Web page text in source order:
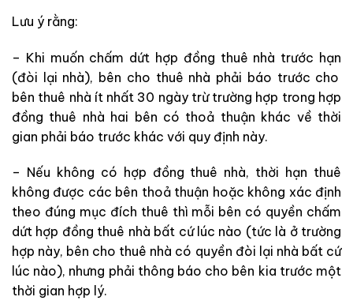
Lưu ý rằng:
– Khi muốn chấm dứt hợp đồng thuê nhà trước hạn
(đòi lại nhà), bên cho thuê nhà phải báo trước cho
bên thuê nhà ít nhất 30 ngày trừ trường hợp trong hợp
đồng thuê nhà hai bên có thoả thuận khác về thời
gian phải báo trước khác với quy định này.
– Nếu không có hợp đồng thuê nhà, thời hạn thuê
không được các bên thoả thuận hoặc không xác định
theo đúng mục đích thuê thì mỗi bên có quyền chấm
dứt hợp đồng thuê nhà bất cứ lúc nào (tức là ở trường
hợp này, bên cho thuê nhà có quyền đòi lại nhà bất cứ
lúc nào), nhưng phải thông báo cho bên kia trước một
thời gian hợp lý.